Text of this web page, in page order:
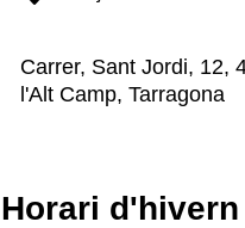
Carrer, Sant Jordi, 12,
l'Alt Camp, Tarragona
Horari d'hivern